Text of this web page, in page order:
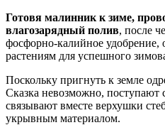
Готовя малинник к зиме,
влагозарядный полив, после
фосфорно-калийное
растениям для успешного
Поскольку пригнуть к земле
Сказка невозможно,
связывают вместе верхушки
укрывным материалом.